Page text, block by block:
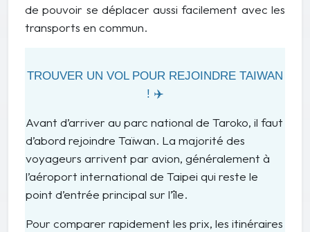
de pouvoir se déplacer aussi facilement avec les
transports en commun.
TROUVER UN VOL POUR REJOINDRE TAIWAN
! ✈️
Avant d’arriver au parc national de Taroko, il faut
d’abord rejoindre Taïwan. La majorité des
voyageurs arrivent par avion, généralement à
l’aéroport international de Taipei qui reste le
point d’entrée principal sur l’île.
Pour comparer rapidement les prix, les itinéraires